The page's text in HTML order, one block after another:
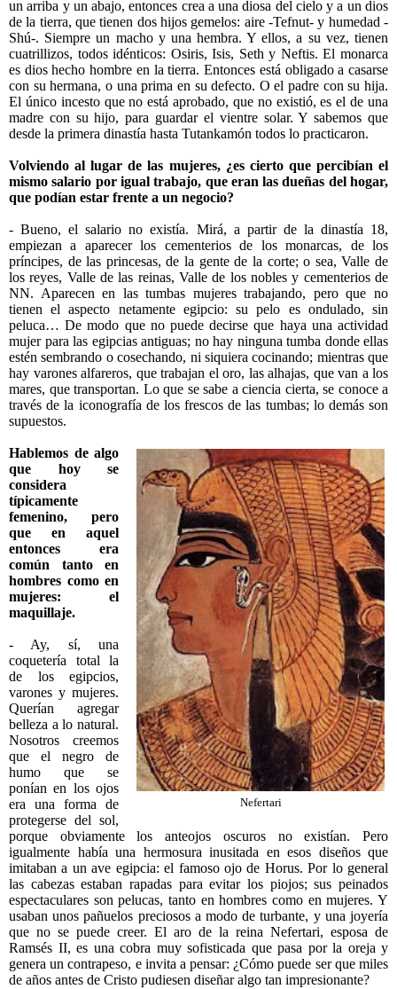
un arriba y un abajo, entonces crea a una diosa del cielo y a un dios
de la tierra, que tienen dos hijos gemelos: aire -Tefnut- y humedad -
Shú-. Siempre un macho y una hembra. Y ellos, a su vez, tienen
cuatrillizos, todos idénticos: Osiris, Isis, Seth y Neftis. El monarca
es dios hecho hombre en la tierra. Entonces está obligado a casarse
con su hermana, o una prima en su defecto. O el padre con su hija.
El único incesto que no está aprobado, que no existió, es el de una
madre con su hijo, para guardar el vientre solar. Y sabemos que
desde la primera dinastía hasta Tutankamón todos lo practicaron.
Volviendo al lugar de las mujeres, ¿es cierto que percibían el
mismo salario por igual trabajo, que eran las dueñas del hogar,
que podían estar frente a un negocio?
- Bueno, el salario no existía. Mirá, a partir de la dinastía 18,
empiezan a aparecer los cementerios de los monarcas, de los
príncipes, de las princesas, de la gente de la corte; o sea, Valle de
los reyes, Valle de las reinas, Valle de los nobles y cementerios de
NN. Aparecen en las tumbas mujeres trabajando, pero que no
tienen el aspecto netamente egipcio: su pelo es ondulado, sin
peluca… De modo que no puede decirse que haya una actividad
mujer para las egipcias antiguas; no hay ninguna tumba donde ellas
estén sembrando o cosechando, ni siquiera cocinando; mientras que
hay varones alfareros, que trabajan el oro, las alhajas, que van a los
mares, que transportan. Lo que se sabe a ciencia cierta, se conoce a
través de la iconografía de los frescos de las tumbas; lo demás son
supuestos.
Nefertari
Hablemos de algo
que hoy se
considera
típicamente
femenino, pero
que en aquel
entonces era
común tanto en
hombres como en
mujeres: el
maquillaje.
- Ay, sí, una
coquetería total la
de los egipcios,
varones y mujeres.
Querían agregar
belleza a lo natural.
Nosotros creemos
que el negro de
humo que se
ponían en los ojos
era una forma de
protegerse del sol,
porque obviamente los anteojos oscuros no existían. Pero
igualmente había una hermosura inusitada en esos diseños que
imitaban a un ave egipcia: el famoso ojo de Horus. Por lo general
las cabezas estaban rapadas para evitar los piojos; sus peinados
espectaculares son pelucas, tanto en hombres como en mujeres. Y
usaban unos pañuelos preciosos a modo de turbante, y una joyería
que no se puede creer. El aro de la reina Nefertari, esposa de
Ramsés II, es una cobra muy sofisticada que pasa por la oreja y
genera un contrapeso, e invita a pensar: ¿Cómo puede ser que miles
de años antes de Cristo pudiesen diseñar algo tan impresionante?